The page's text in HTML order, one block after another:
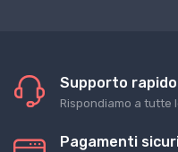
Supporto rapido
Rispondiamo a tutte
Pagamenti